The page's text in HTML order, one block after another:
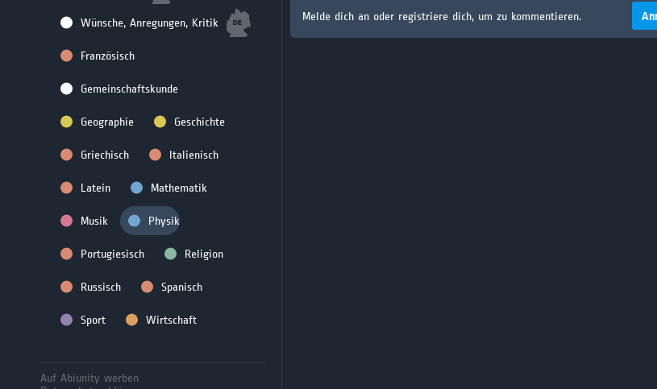
Wünsche, Anregungen, Kritik
Französisch
Gemeinschaftskunde
Geographie Geschichte
Griechisch Italienisch
Latein Mathematik
Musik Physik
Portugiesisch Religion
Russisch Spanisch
Sport Wirtschaft
Auf Abiunity werben
Melde dich an oder registriere dich, um zu kommentieren.